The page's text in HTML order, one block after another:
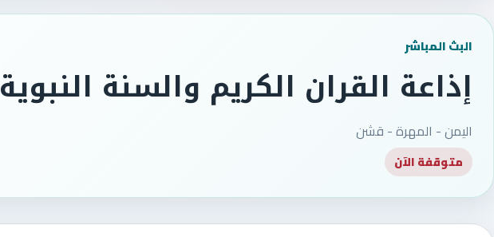
البث المباشر
إذاعة القران الكريم والسنة النبوية
اليمن - المهرة - قشن
متوقفة الآن